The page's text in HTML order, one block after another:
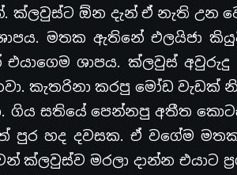
ක්ලවුස්ට ඕන දැන් ඒ නැති උන
මතක ඇතිනේ එලයිජා
ශාපය. ක්ලවුස්
කැතරිනා කරපු මෝඩ වැඩක්
ගිය සතියේ පෙන්නපු අතීත
පුර හද දවසක. ඒ වගේම
ක්ලවුස්ව මරලා දාන්න එයාට